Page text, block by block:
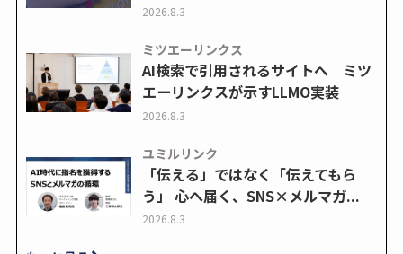
2026.8.3
ミツエーリンクス
AI検索で引用されるサイトへ ミツ
エーリンクスが示すLLMO実装
2026.8.3
ユミルリンク
「伝える」ではなく「伝えてもら
う」 心へ届く、SNS×メルマガ...
2026.8.3